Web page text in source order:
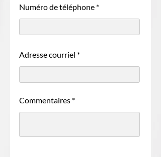
Numéro de téléphone
Adresse courriel
Commentaires